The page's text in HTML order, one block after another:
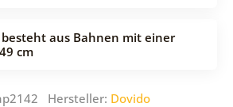
besteht aus Bahnen mit einer
cm
Hersteller: Dovido